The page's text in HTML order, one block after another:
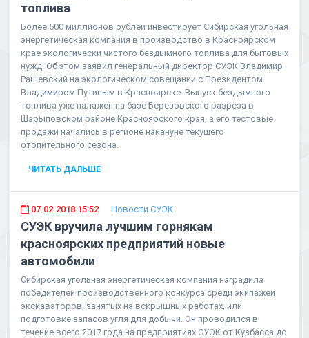
топлива
Более 500 миллионов рублей инвестирует Сибирская угольная
энергетическая компания в производство в Красноярском
крае экологически чистого бездымного топлива для бытовых
нужд. Об этом заявил генеральный директор СУЭК Владимир
Рашевский на экологическом совещании с Президентом
Владимиром Путиным в Красноярске. Выпуск бездымного
топлива уже налажен на базе Березовского разреза в
Шарыповском районе Красноярского края, а его тестовые
продажи начались в регионе накануне текущего
отопительного сезона.
ЧИТАТЬ ДАЛЬШЕ
07.02.2018 15:52 Новости СУЭК
СУЭК вручила лучшим горнякам
красноярских предприятий новые
автомобили
Сибирская угольная энергетическая компания наградила
победителей производственного конкурса среди экипажей
экскаваторов, занятых на вскрышных работах, или
подготовке запасов угля для добычи. Он проводился в
течение всего 2017 года на предприятиях СУЭК от Кузбасса до